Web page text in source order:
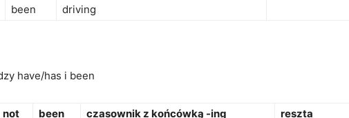
been driving
have/has i been
not been czasownik z końcówką -ing
reszta